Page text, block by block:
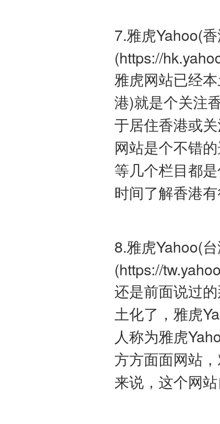
7.雅虎Yahoo(
(https://
雅虎网站已经
港)就是个关注
于居住香港或
网站是个不错
等几个栏目都
时间了解香港
8.雅虎Yahoo(
(https://
还是前面说过
土化了，雅虎
人称为雅虎
方方面面网站
来说，这个网